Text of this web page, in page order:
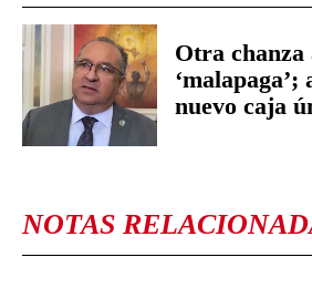
Otra chanza
nuevo caja
NOTAS